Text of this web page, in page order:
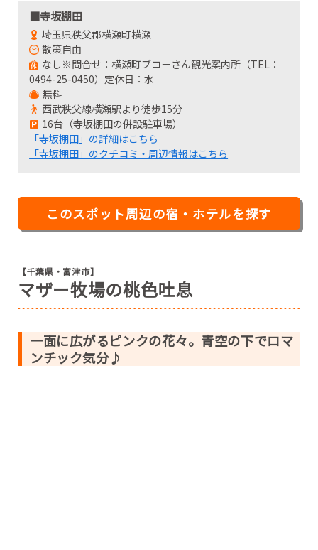
■寺坂棚田
埼玉県秩父郡横瀬町横瀬
散策自由
なし※問合せ：横瀬町ブコーさん観光案内所（TEL：
0494-25-0450）定休日：水
無料
西武秩父線横瀬駅より徒歩15分
16台（寺坂棚田の併設駐車場）
「寺坂棚田」の詳細はこちら
「寺坂棚田」のクチコミ・周辺情報はこちら
このスポット周辺の宿・ホテルを探す
【千葉県・富津市】
マザー牧場の桃色吐息
一面に広がるピンクの花々。青空の下でロマ
ンチック気分♪